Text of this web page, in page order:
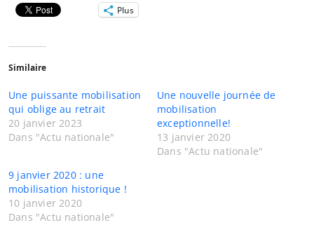
Plus
Similaire
Une puissante mobilisation
qui oblige au retrait
20 janvier 2023
Dans "Actu nationale"
Une nouvelle journée de
mobilisation
exceptionnelle!
13 janvier 2020
Dans "Actu nationale"
9 janvier 2020 : une
mobilisation historique !
10 janvier 2020
Dans "Actu nationale"